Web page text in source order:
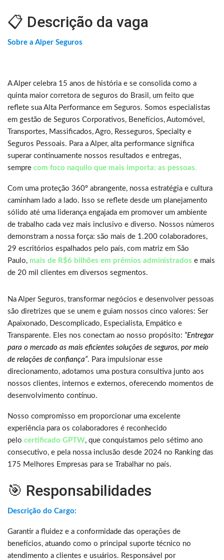
📋 Descrição da vaga
Sobre a Alper Seguros
A Alper celebra 15 anos de história e se consolida como a
quinta maior corretora de seguros do Brasil, um feito que
reflete sua Alta Performance em Seguros. Somos especialistas
em gestão de Seguros Corporativos, Benefícios, Automóvel,
Transportes, Massificados, Agro, Resseguros, Specialty e
Seguros Pessoais. Para a Alper, alta performance significa
superar continuamente nossos resultados e entregas,
sempre com foco naquilo que mais importa: as pessoas.
Com uma proteção 360º abrangente, nossa estratégia e cultura
caminham lado a lado. Isso se reflete desde um planejamento
sólido até uma liderança engajada em promover um ambiente
de trabalho cada vez mais inclusivo e diverso. Nossos números
demonstram a nossa força: são mais de 1.200 colaboradores,
29 escritórios espalhados pelo país, com matriz em São
Paulo, mais de R$6 bilhões em prêmios administrados e mais
de 20 mil clientes em diversos segmentos.
Na Alper Seguros, transformar negócios e desenvolver pessoas
são diretrizes que se unem e guiam nossos cinco valores: Ser
Apaixonado, Descomplicado, Especialista, Empático e
Transparente. Eles nos conectam ao nosso propósito: “Entregar
para o mercado as mais eficientes soluções de seguros, por meio
de relações de confiança”. Para impulsionar esse
direcionamento, adotamos uma postura consultiva junto aos
nossos clientes, internos e externos, oferecendo momentos de
desenvolvimento contínuo.
Nosso compromisso em proporcionar uma excelente
experiência para os colaboradores é reconhecido
pelo certificado GPTW, que conquistamos pelo sétimo ano
consecutivo, e pela nossa inclusão desde 2024 no Ranking das
175 Melhores Empresas para se Trabalhar no país.
🎯 Responsabilidades
Descrição do Cargo:
Garantir a fluidez e a conformidade das operações de
benefícios, atuando como o principal suporte técnico no
atendimento a clientes e usuários. Responsável por